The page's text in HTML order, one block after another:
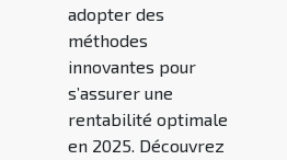
adopter des
méthodes
innovantes pour
s’assurer une
rentabilité optimale
en 2025. Découvrez